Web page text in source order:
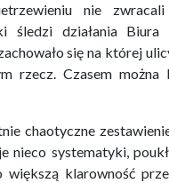
nie
śledzi działania Biura
się na której
rzecz. Czasem można
chaotyczne
nieco systematyki,
klarowność